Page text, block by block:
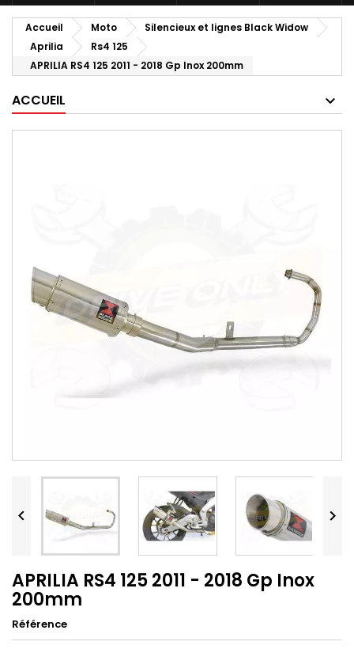
Accueil Moto
Silencieux et lignes Black Widow
Aprilia
Rs4 125
APRILIA RS4 125 2011 - 2018 Gp Inox 200mm
ACCUEIL
 
APRILIA RS4 125 2011 - 2018 Gp Inox
200mm
Référence